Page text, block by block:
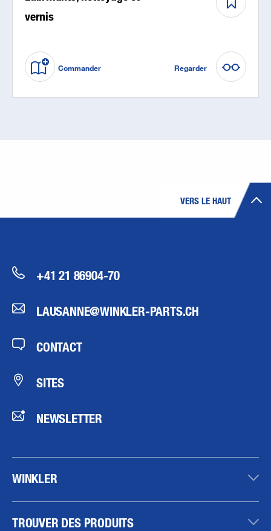
vernis
Commander Regarder
VERS LE HAUT
+41 21 86904-70
LAUSANNE@WINKLER-PARTS.CH
CONTACT
SITES
NEWSLETTER
WINKLER
TROUVER DES PRODUITS